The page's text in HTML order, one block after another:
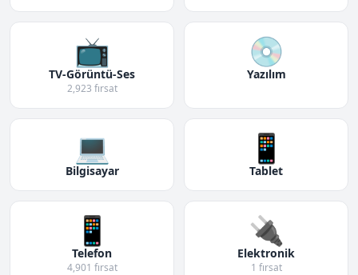
📺
TV-Görüntü-Ses
2,923 fırsat
💿
Yazılım
💻
Bilgisayar
📱
Tablet
📱
Telefon
4,901 fırsat
🔌
Elektronik
1 fırsat